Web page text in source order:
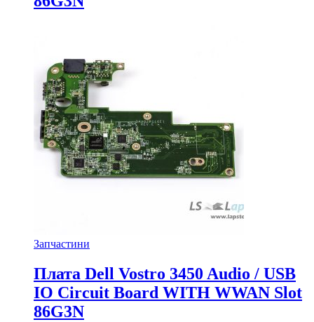
Запчастини
Плата Dell Vostro 3450 Audio / USB
IO Circuit Board WITH WWAN Slot
86G3N